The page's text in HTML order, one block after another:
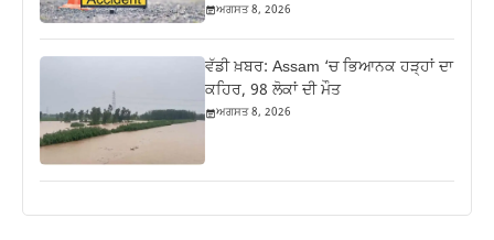
ਅਗਸਤ 8, 2026
ਵੱਡੀ ਖ਼ਬਰ: Assam ‘ਚ ਭਿਆਨਕ ਹੜ੍ਹਾਂ ਦਾ
ਕਹਿਰ, 98 ਲੋਕਾਂ ਦੀ ਮੌਤ
ਅਗਸਤ 8, 2026